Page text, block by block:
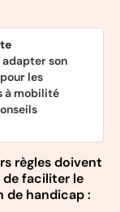
son
les
à mobilité
règles doivent
faciliter le
de handicap :